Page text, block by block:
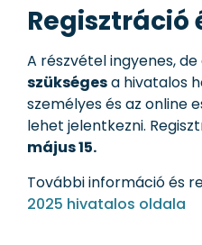
Regisztráció
A részvétel ingyenes,
szükségesa hivatalos
személyes és az online
lehet jelentkezni.
május 15.
További információ és
2025 hivatalos oldala